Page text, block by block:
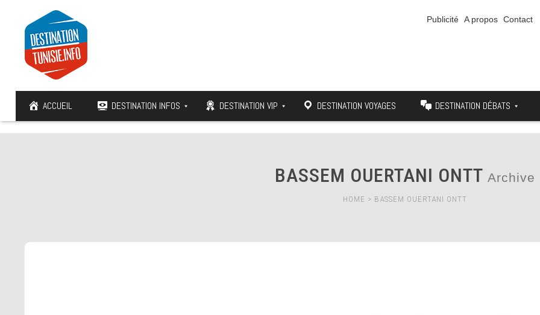
Publicité A propos Contact
ACCUEIL DESTINATION INFOS DESTINATION VIP DESTINATION VOYAGES DESTINATION DÉBATS
BASSEM OUERTANI ONTT Archive
HOME > BASSEM OUERTANI ONTT